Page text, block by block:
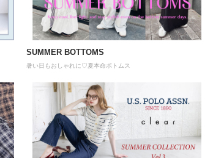
SUMMER BOTTOMS
暑い日もおしゃれに♡夏本命ボトムス